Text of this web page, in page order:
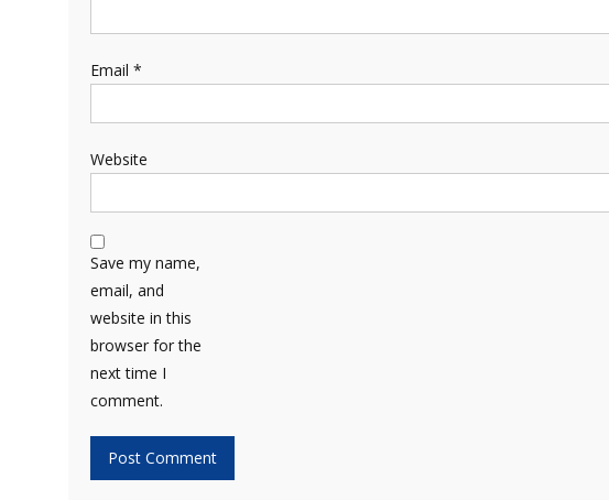
Email *
Website
Save my name,
email, and
website in this
browser for the
next time I
comment.